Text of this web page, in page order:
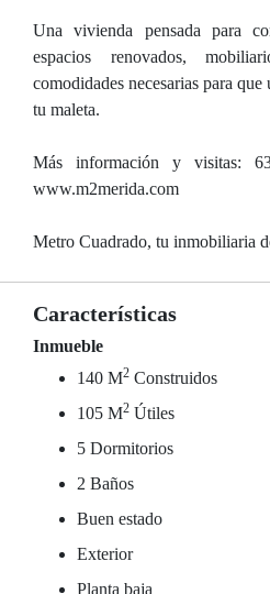
Una vivienda pensada para
espacios renovados,
comodidades necesarias para
tu maleta.
Más información y visitas:
www.m2merida.com
Metro Cuadrado, tu inmobiliaria
Características
Inmueble
140 M2 Construidos
105 M2 Útiles
5 Dormitorios
2 Baños
Buen estado
Exterior
Planta baja